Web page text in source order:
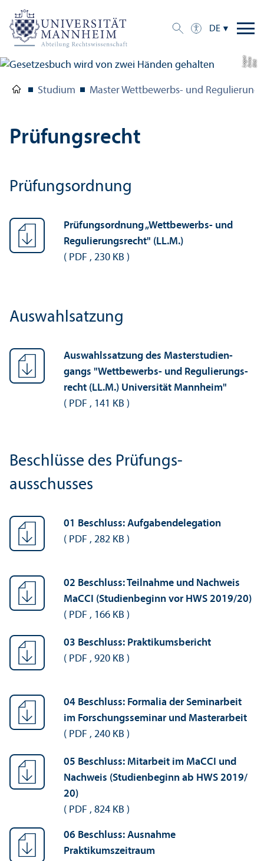
DE
Bil
d:
A
n
n
aL
o
g
u
e
Studium Master Wettbewerbs- und
Prüfungs­recht
Prüfungs­ordnung
Prüfungs­ordnung „Wettbewerbs- und
Regulierungs­recht" (LL.M.)
( PDF , 230 KB )
Auswahlsatzung
Auswahlssatzung des Master­studien­
gangs "Wettbewerbs- und Regulierungs­
recht (LL.M.) Universität Mannheim"
( PDF , 141 KB )
Beschlüsse des Prüfungs­
ausschusses
01 Beschluss: Aufgabendelegation
( PDF , 282 KB )
02 Beschluss: Teilnahme und Nachweis
MaCCI (Studien­beginn vor HWS 2019/20)
( PDF , 166 KB )
03 Beschluss: Praktikumsbericht
( PDF , 920 KB )
04 Beschluss: Formalia der Seminarbeit
im Forschungs­seminar und Master­arbeit
( PDF , 240 KB )
05 Beschluss: Mitarbeit im MaCCI und
Nachweis (Studien­beginn ab HWS 2019/
20)
( PDF , 824 KB )
06 Beschluss: Ausnahme
Praktikumszeitraum